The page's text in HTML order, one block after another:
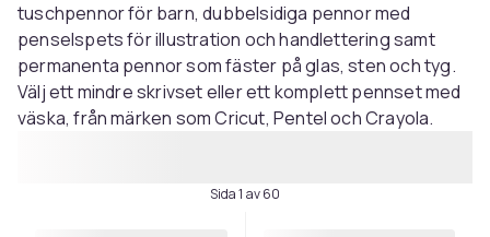
tuschpennor för barn, dubbelsidiga pennor med
penselspets för illustration och handlettering samt
permanenta pennor som fäster på glas, sten och tyg.
Välj ett mindre skrivset eller ett komplett pennset med
väska, från märken som Cricut, Pentel och Crayola.
Sida 1 av 60